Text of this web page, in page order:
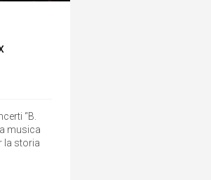
“B.
musica
la storia